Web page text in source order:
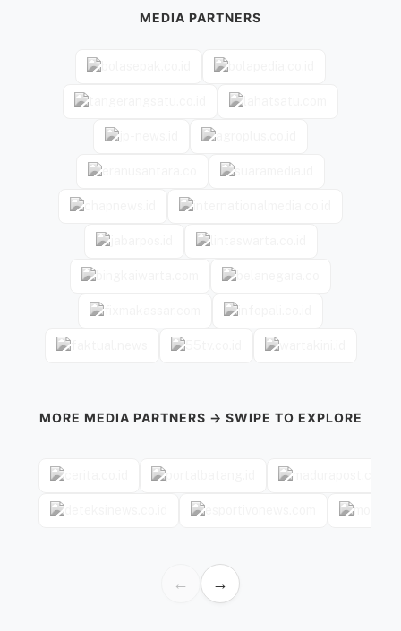
MEDIA PARTNERS
MORE MEDIA PARTNERS → SWIPE TO EXPLORE
← →